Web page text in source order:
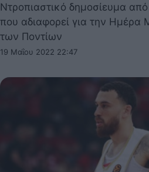
Ντροπιαστικό δημοσίευμα
που αδιαφορεί για την Ημέρα
των Ποντίων
19 Μαΐου 2022 22:47